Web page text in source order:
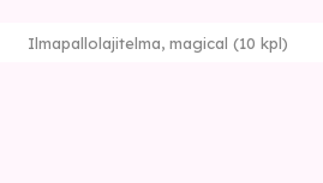
Ilmapallolajitelma, magical (10 kpl)